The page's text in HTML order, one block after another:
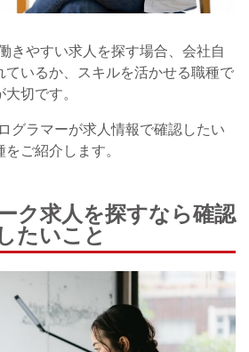
きやすい求人を探す場合、会社自
いるか、スキルを活かせる職種で
切です。
グラマーが求人情報で確認したい
ご紹介します。
ク求人を探すなら確認
したいこと